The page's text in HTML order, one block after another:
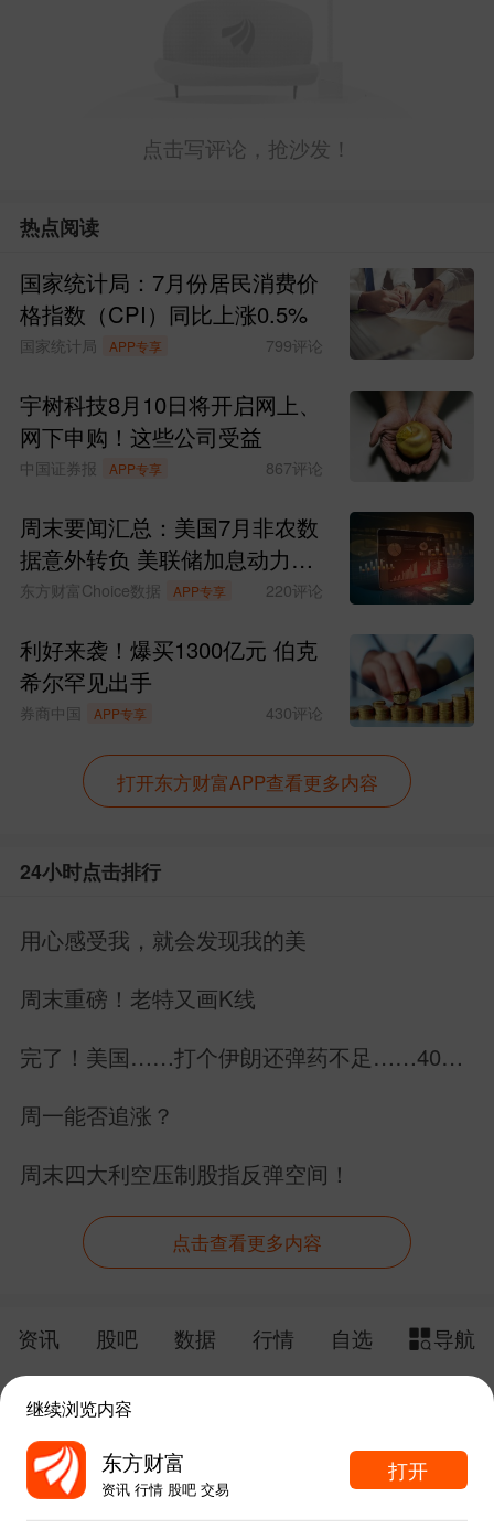
点击写评论，抢沙发！
热点阅读
国家统计局：7月份居民消费价
格指数（CPI）同比上涨0.5%
国家统计局 APP专享 799评论
宇树科技8月10日将开启网上、
网下申购！这些公司受益
中国证券报 APP专享 867评论
周末要闻汇总：美国7月非农数
据意外转负 美联储加息动力骤
减
东方财富Choice数据 APP专享 220评论
利好来袭！爆买1300亿元 伯克
希尔罕见出手
券商中国 APP专享 430评论
打开东方财富APP查看更多内容
24小时点击排行
用心感受我，就会发现我的美
周末重磅！老特又画K线
完了！美国……打个伊朗还弹药不足……40万
周一能否追涨？
周末四大利空压制股指反弹空间！
点击查看更多内容
资讯 股吧 数据 行情 自选
导航
给网站提点意见 下载APP
东方财富APP内打开
继续浏览内容
东方财富
资讯 行情 股吧 交易
打开